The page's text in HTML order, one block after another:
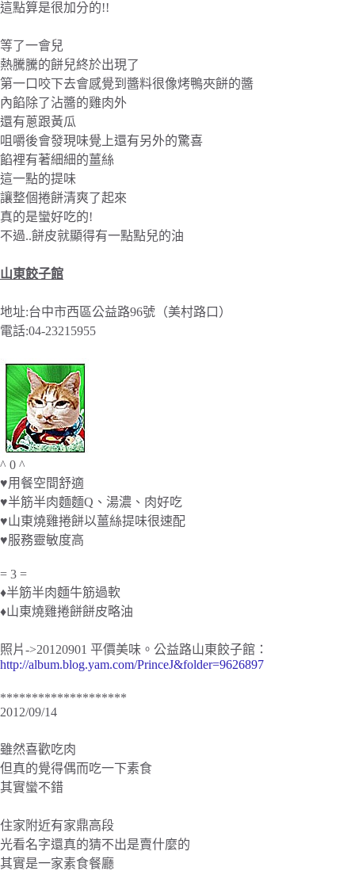
這點算是很加分的!!
等了一會兒
熱騰騰的餅兒終於出現了
第一口咬下去會感覺到醬料很像烤鴨夾餅的醬
內餡除了沾醬的雞肉外
還有蔥跟黃瓜
咀嚼後會發現味覺上還有另外的驚喜
餡裡有著細細的薑絲
這一點的提味
讓整個捲餅清爽了起來
真的是蠻好吃的!
不過..餅皮就顯得有一點點兒的油
山東餃子館
地址:台中市西區公益路96號（美村路口）
電話:04-23215955
^ 0 ^
♥用餐空間舒適
♥半筋半肉麵麵Q、湯濃、肉好吃
♥山東燒雞捲餅以薑絲提味很速配
♥服務靈敏度高
= 3 =
♦半筋半肉麵牛筋過軟
♦山東燒雞捲餅餅皮略油
照片->20120901 平價美味。公益路山東餃子館：
http://album.blog.yam.com/PrinceJ&folder=9626897
********************
2012/09/14
雖然喜歡吃肉
但真的覺得偶而吃一下素食
其實蠻不錯
住家附近有家鼎高段
光看名字還真的猜不出是賣什麼的
其實是一家素食餐廳